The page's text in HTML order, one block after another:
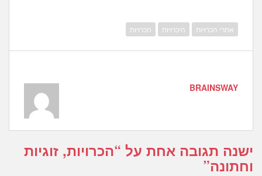
אתרי הכרויות היכרויות הכרויות
BRAINSWAY
ישנה תגובה אחת על “הכרויות, זוגיות
וחתונה”